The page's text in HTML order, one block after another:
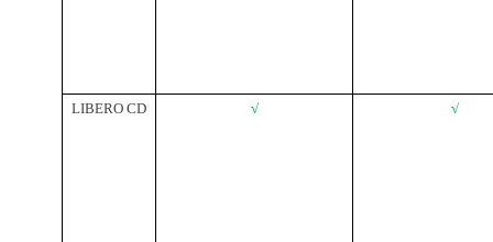
LIBERO CD √ √